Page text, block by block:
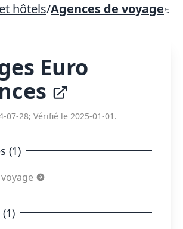
hôtels/Agences de voyage
Euro
07-28; Vérifié le 2025-01-01.
(1)